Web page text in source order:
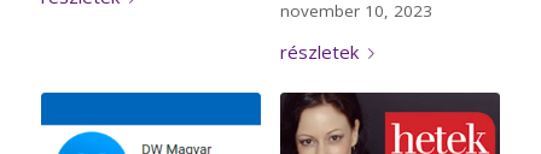
november 10, 2023
részletek